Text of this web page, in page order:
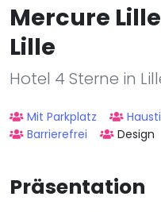
Mercure
Lille
Hotel 4 Sterne in
Mit Parkplatz
Barrierefrei
Design
Präsentation